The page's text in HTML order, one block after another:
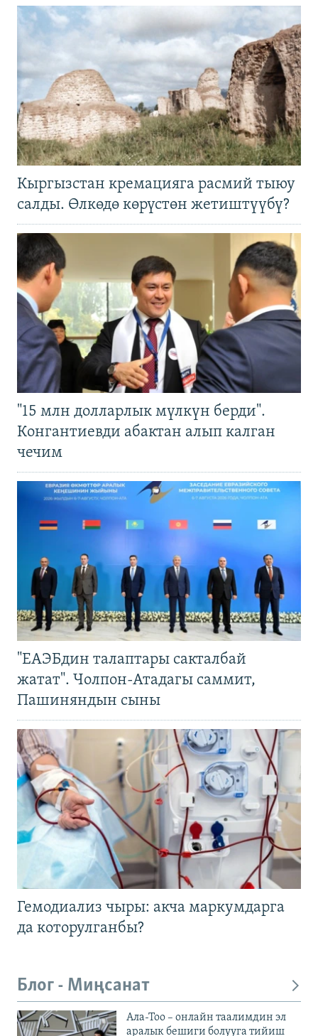
Кыргызстан кремацияга расмий тыюу
салды. Өлкөдө көрүстөн жетиштүүбү?
"15 млн долларлык мүлкүн берди".
Конгантиевди абактан алып калган
чечим
"ЕАЭБдин талаптары сакталбай
жатат". Чолпон-Атадагы саммит,
Пашиняндын сыны
Гемодиализ чыры: акча маркумдарга
да которулганбы?
Блог - Миңсанат
Ала-Тоо – онлайн таалимдин эл
аралык бешиги болууга тийиш